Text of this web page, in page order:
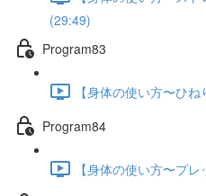
(29:49)
Program83
【身体の使い方〜ひ
Program84
【身体の使い方〜プ